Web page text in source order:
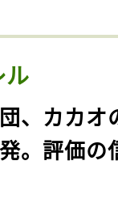
ル
、カカオ
。評価の